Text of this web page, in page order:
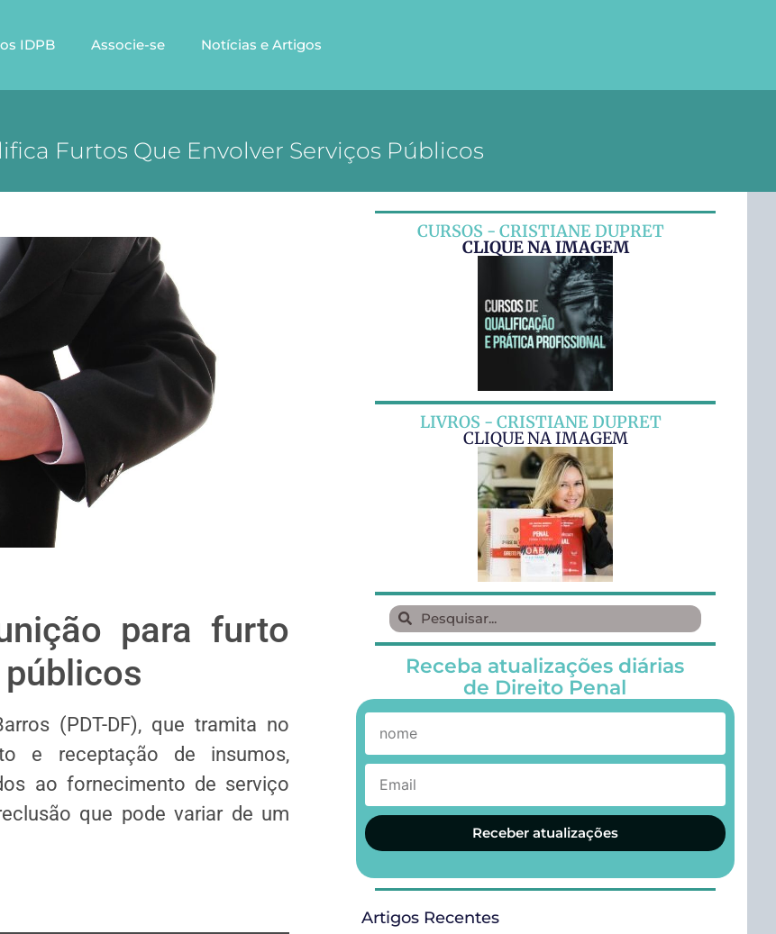
IDPB Associe-se Notícias e Artigos
Furtos Que Envolver Serviços Públicos
para furto
(PDT-DF), que tramita no
e receptação de insumos,
ao fornecimento de serviço
que pode variar de um
CURSOS - CRISTIANE DUPRET
CLIQUE NA IMAGEM
LIVROS - CRISTIANE DUPRET
CLIQUE NA IMAGEM
Receba atualizações diárias
de Direito Penal
Receber atualizações
Artigos Recentes